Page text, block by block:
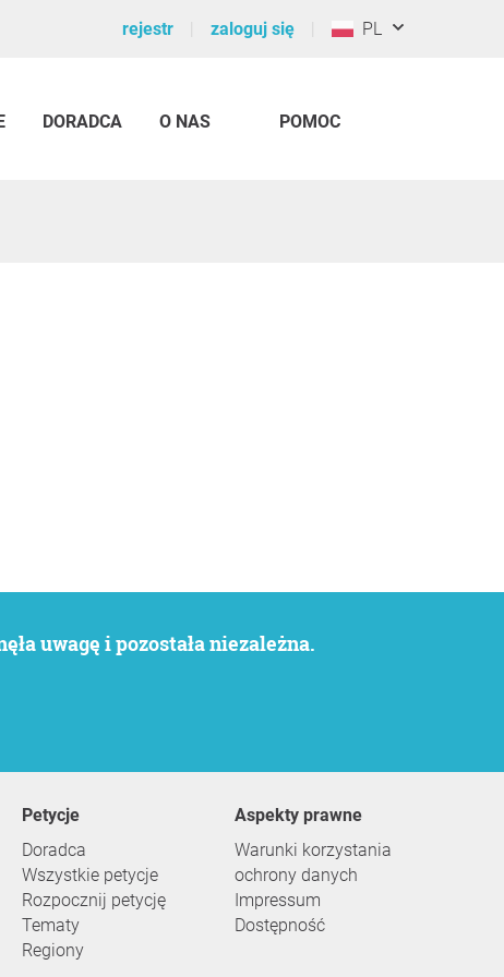
rejestr zaloguj się PL
DORADCA O NAS POMOC
uwagę i pozostała niezależna.
Petycje
Doradca
Wszystkie petycje
Rozpocznij petycję
Tematy
Regiony
Aspekty prawne
Warunki korzystania
ochrony danych
Impressum
Dostępność